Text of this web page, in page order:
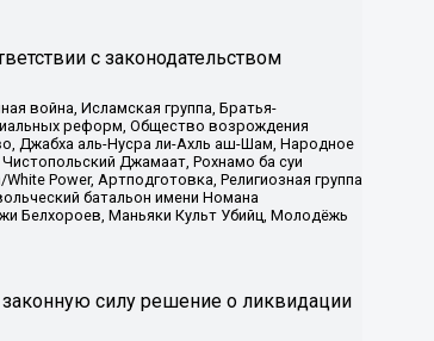
с законодательством
война, Исламская группа, Братья-
реформ, Общество возрождения
Джабха аль-Нусра ли-Ахль аш-Шам, Народное
Джамаат, Рохнамо ба суи
Power, Артподготовка, Религиозная группа
батальон имени Номана
Белхороев, Маньяки Культ Убийц, Молодёжь
силу решение о ликвидации